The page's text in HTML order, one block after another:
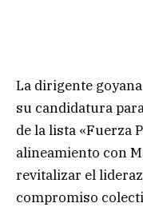
La dirigente
su candidatura
de la lista «Fuerza
alineamiento con
revitalizar el
compromiso